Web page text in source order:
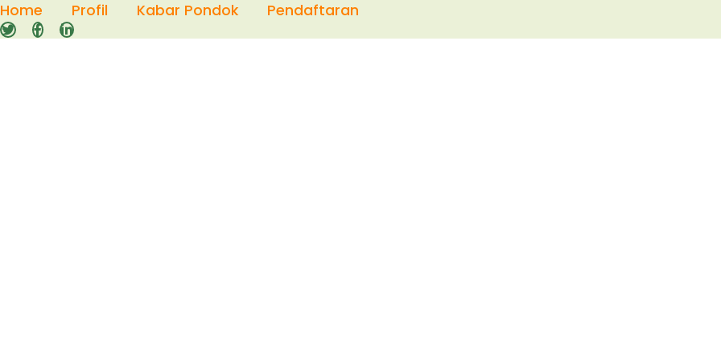
Skip
to
content
Home Profil Kabar Pondok Pendaftaran